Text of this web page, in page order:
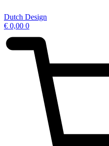
naar
de
Dutch Design
€ 0,00 0